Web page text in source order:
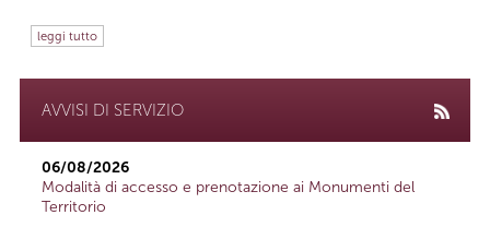
leggi tutto
AVVISI DI SERVIZIO
06/08/2026
Modalità di accesso e prenotazione ai Monumenti del
Territorio